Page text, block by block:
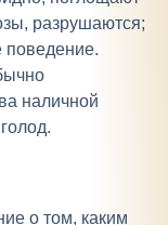
разрушаются;
поведение.
наличной
о том, каким